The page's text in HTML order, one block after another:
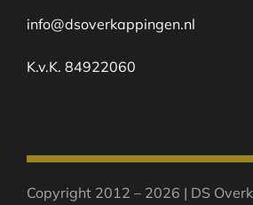
info@dsoverkappingen.nl
K.v.K. 84922060
Copyright 2012 – 2026 | DS